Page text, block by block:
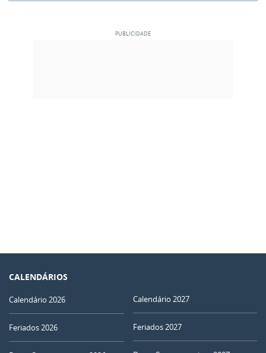
CALENDÁRIOS
Calendário 2026
Feriados 2026
Calendário 2027
Feriados 2027